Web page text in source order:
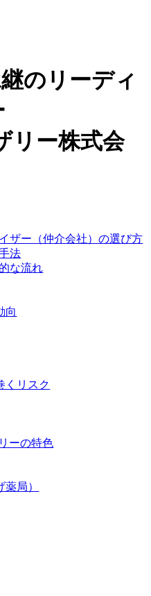
のリーディ
リー株式会
ザー（仲介会社）の選び方
法
な流れ
向
くリスク
ーの特色
局）